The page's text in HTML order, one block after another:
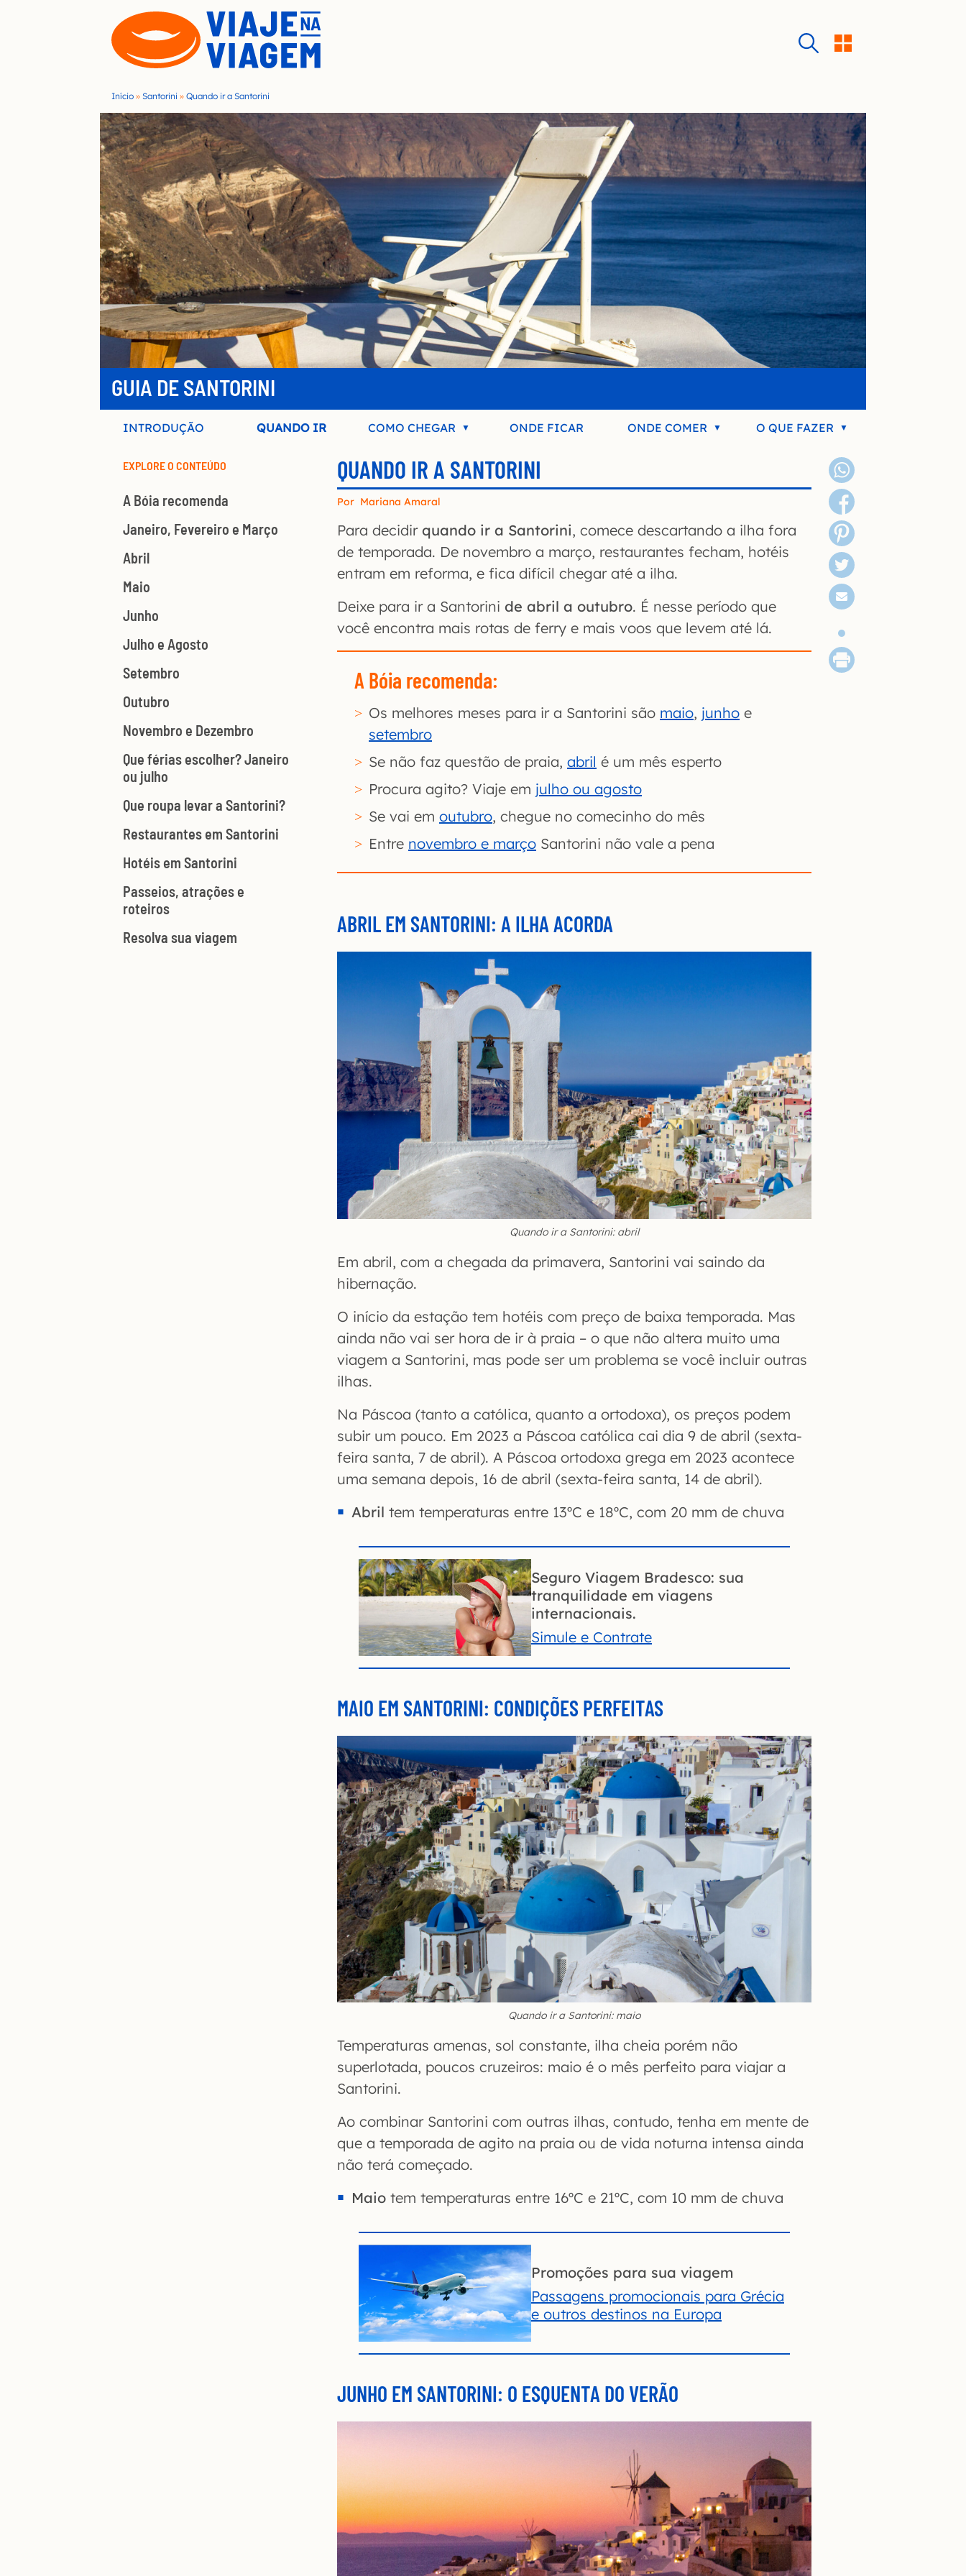
Início » Santorini » Quando ir a Santorini
GUIA DE SANTORINI
INTRODUÇÃO QUANDO IR COMO CHEGAR ONDE FICAR ONDE COMER O QUE FAZER
EXPLORE O CONTEÚDO
A Bóia recomenda
Janeiro, Fevereiro e Março
Abril
Maio
Junho
Julho e Agosto
Setembro
Outubro
Novembro e Dezembro
Que férias escolher? Janeiro
ou julho
Que roupa levar a Santorini?
Restaurantes em Santorini
Hotéis em Santorini
Passeios, atrações e
roteiros
Resolva sua viagem
QUANDO IR A SANTORINI
Por Mariana Amaral
Para decidir quando ir a Santorini, comece descartando a ilha fora
de temporada. De novembro a março, restaurantes fecham, hotéis
entram em reforma, e fica difícil chegar até a ilha.
Deixe para ir a Santorini de abril a outubro. É nesse período que
você encontra mais rotas de ferry e mais voos que levem até lá.
A Bóia recomenda:
Os melhores meses para ir a Santorini são maio, junho e
setembro
Se não faz questão de praia, abril é um mês esperto
Procura agito? Viaje em julho ou agosto
Se vai em outubro, chegue no comecinho do mês
Entre novembro e março Santorini não vale a pena
ABRIL EM SANTORINI: A ILHA ACORDA
Quando ir a Santorini: abril
Em abril, com a chegada da primavera, Santorini vai saindo da
hibernação.
O início da estação tem hotéis com preço de baixa temporada. Mas
ainda não vai ser hora de ir à praia – o que não altera muito uma
viagem a Santorini, mas pode ser um problema se você incluir outras
ilhas.
Na Páscoa (tanto a católica, quanto a ortodoxa), os preços podem
subir um pouco. Em 2023 a Páscoa católica cai dia 9 de abril (sexta-
feira santa, 7 de abril). A Páscoa ortodoxa grega em 2023 acontece
uma semana depois, 16 de abril (sexta-feira santa, 14 de abril).
Abril tem temperaturas entre 13ºC e 18ºC, com 20 mm de chuva
Seguro Viagem Bradesco: sua
tranquilidade em viagens
internacionais.
Simule e Contrate
MAIO EM SANTORINI: CONDIÇÕES PERFEITAS
Quando ir a Santorini: maio
Temperaturas amenas, sol constante, ilha cheia porém não
superlotada, poucos cruzeiros: maio é o mês perfeito para viajar a
Santorini.
Ao combinar Santorini com outras ilhas, contudo, tenha em mente de
que a temporada de agito na praia ou de vida noturna intensa ainda
não terá começado.
Maio tem temperaturas entre 16ºC e 21ºC, com 10 mm de chuva
Promoções para sua viagem
Passagens promocionais para Grécia
e outros destinos na Europa
JUNHO EM SANTORINI: O ESQUENTA DO VERÃO